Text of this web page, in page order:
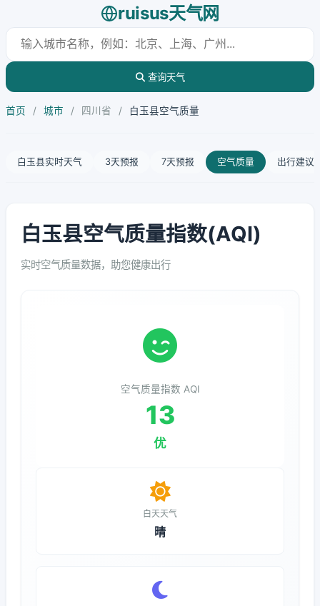
ruisus天气网
查询天气
首页 / 城市 / 四川省 / 白玉县空气质量
白玉县实时天气 3天预报 7天预报 空气质量 出行建议
白玉县空气质量指数(AQI)
实时空气质量数据，助您健康出行
空气质量指数 AQI
13
优
白天天气
晴